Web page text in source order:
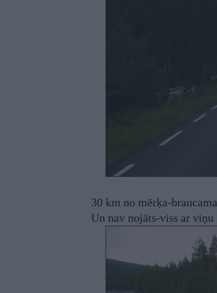
30 km no mērķa-
Un nav nojāts-viss ar